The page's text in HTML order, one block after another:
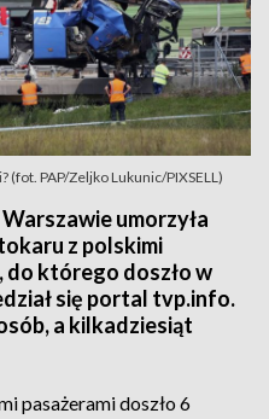
(fot. PAP/Zeljko Lukunic/PIXSELL)
umorzyła
z polskimi
do którego doszło w
się portal tvp.info.
a kilkadziesiąt
pasażerami doszło 6